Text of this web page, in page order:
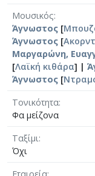
Μουσικός
Άγνωστος [
Άγνωστος [
Μαργαρώνη,
[Λαϊκή κιθάρα] |
Άγνωστος [
Τονικότητα
Φα μείζονα
Ταξίμι
Όχι
Εταιρεία